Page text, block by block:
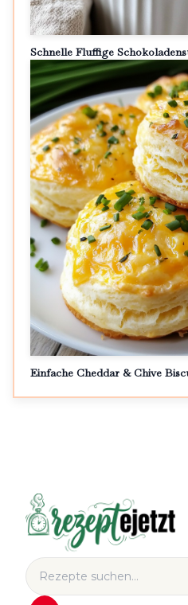
Schnelle Fluffige
Einfache Cheddar & Chive